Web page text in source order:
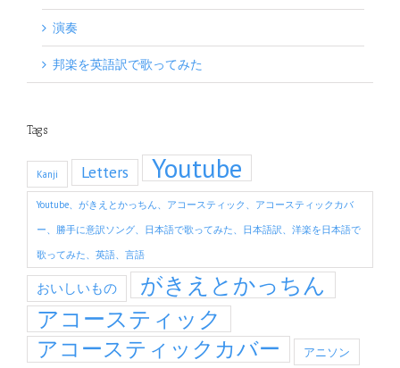
演奏
邦楽を英語訳で歌ってみた
Tags
Kanji Letters Youtube
Youtube、がきえとかっちん、アコースティック、アコースティックカバ
ー、勝手に意訳ソング、日本語で歌ってみた、日本語訳、洋楽を日本語で
歌ってみた、英語、言語
おいしいもの
がきえとかっちん
アコースティック
アコースティックカバー
アニソン